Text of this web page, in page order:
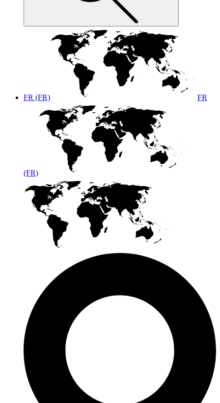
FR (FR) FR
(FR)